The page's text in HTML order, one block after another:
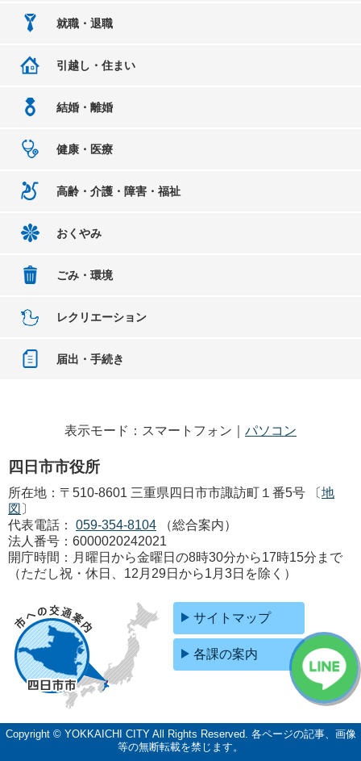
就職・退職
引越し・住まい
結婚・離婚
健康・医療
高齢・介護・障害・福祉
おくやみ
ごみ・環境
レクリエーション
届出・手続き
表示モード：スマートフォン｜ パソコン
四日市市役所
所在地：〒510-8601 三重県四日市市諏訪町１番5号 〔地
図 〕
代表電話：
059-354-8104
（総合案内）
法人番号：6000020242021
開庁時間：月曜日から金曜日の8時30分から17時15分まで
（ただし祝・休日、12月29日から1月3日を除く）
サイトマップ
各課の案内
Copyright © YOKKAICHI CITY All Rights Reserved. 各ページの記事、画像
等の無断転載を禁じます。